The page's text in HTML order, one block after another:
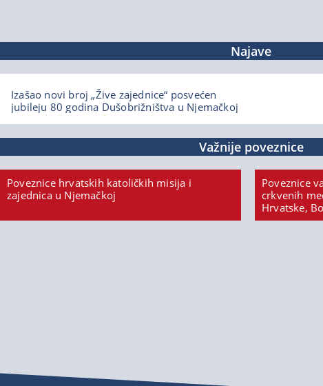
Najave
Izašao novi broj „Žive zajednice“ posvećen
jubileju 80 godina Dušobrižništva u Njemačkoj
Važnije poveznice
Poveznice hrvatskih katoličkih misija i
zajednica u Njemačkoj
Poveznice
crkvenih
Hrvatske,